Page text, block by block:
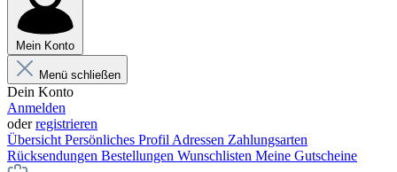
Mein Konto
Menü schließen
Dein Konto
Anmelden
oderregistrieren
Übersicht Persönliches Profil Adressen Zahlungsarten
Rücksendungen Bestellungen Wunschlisten Meine Gutscheine